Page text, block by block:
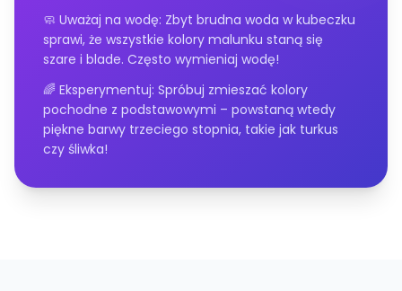
🧼 Uważaj na wodę: Zbyt brudna woda w kubeczku
sprawi, że wszystkie kolory malunku staną się
szare i blade. Często wymieniaj wodę!
🌈 Eksperymentuj: Spróbuj zmieszać kolory
pochodne z podstawowymi – powstaną wtedy
piękne barwy trzeciego stopnia, takie jak turkus
czy śliwka!